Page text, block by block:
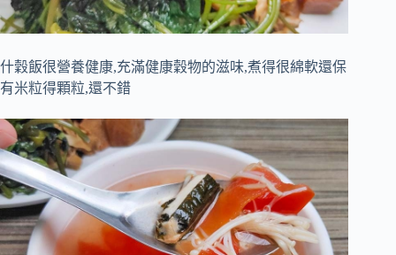
什穀飯很營養健康,充滿健康穀物的滋味,煮得很綿軟還保
有米粒得顆粒,還不錯